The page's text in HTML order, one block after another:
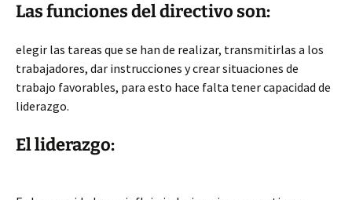
Las funciones del directivo son:
elegir las tareas que se han de realizar, transmitirlas a los
trabajadores, dar instrucciones y crear situaciones de
trabajo favorables, para esto hace falta tener capacidad de
liderazgo.
El liderazgo: